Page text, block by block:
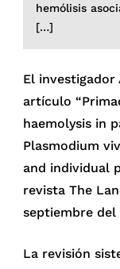
hemólisis
[…]
El
artículo
haemolysis in
Plasmodium
and individual
revista The
septiembre del
La revisión